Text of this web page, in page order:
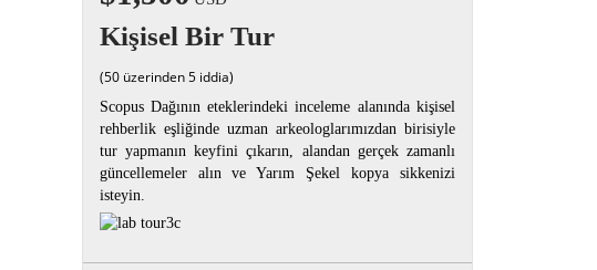
Kişisel Bir Tur
(50 üzerinden 5 iddia)
Scopus Dağının eteklerindeki inceleme alanında kişisel
rehberlik eşliğinde uzman arkeologlarımızdan birisiyle
tur yapmanın keyfini çıkarın, alandan gerçek zamanlı
güncellemeler alın ve Yarım Şekel kopya sikkenizi
isteyin.